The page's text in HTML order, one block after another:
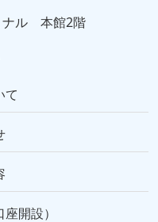
ナル 本館2階
て
開設）